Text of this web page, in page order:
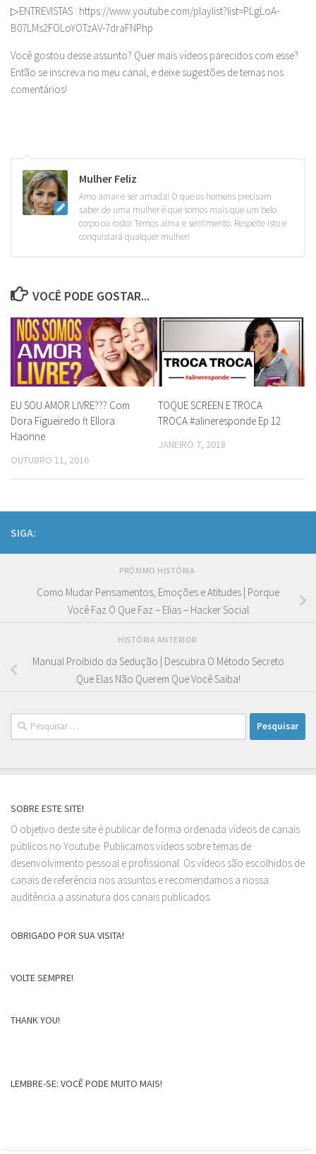
▷ENTREVISTAS : https://www.youtube.com/playlist?list=PLgLoA-
B07LMs2FOLoYOTzAV-7draFNPhp
Você gostou desse assunto? Quer mais vídeos parecidos com esse?
Então se inscreva no meu canal, e deixe sugestões de temas nos
comentários!
Mulher Feliz
Amo amar e ser amada! O que os homens precisam
saber de uma mulher é que somos mais que um belo
corpo ou rosto! Temos alma e sentimento. Respeite isto e
conquistará qualquer mulher!
VOCÊ PODE GOSTAR...
EU SOU AMOR LIVRE??? Com
Dora Figueiredo ft Ellora
Haonne
OUTUBRO 11, 2016
TOQUE SCREEN E TROCA
TROCA #alineresponde Ep 12
JANEIRO 7, 2018
SIGA:
PRÓXIMO HISTÓRIA
Como Mudar Pensamentos, Emoções e Atitudes | Porque
Você Faz O Que Faz – Elias – Hacker Social
HISTÓRIA ANTERIOR
Manual Proibido da Sedução | Descubra O Método Secreto
Que Elas Não Querem Que Você Saiba!
Pesquisar
por:
SOBRE ESTE SITE!
O objetivo deste site é publicar de forma ordenada vídeos de canais
públicos no Youtube. Publicamos vídeos sobre temas de
desenvolvimento pessoal e profissional. Os vídeos são escolhidos de
canais de referência nos assuntos e recomendamos a nossa
auditência a assinatura dos canais publicados.
OBRIGADO POR SUA VISITA!
VOLTE SEMPRE!
THANK YOU!
LEMBRE-SE: VOCÊ PODE MUITO MAIS!